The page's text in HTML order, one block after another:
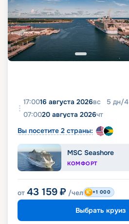
17:0016 августа 2026вс 5 дн/4
07:0020 августа 2026чт
Вы посетите 2 страны:
MSC Seashore
КОМФОРТ
от 43 159 ₽ /чел +1 000
Выбрать круиз